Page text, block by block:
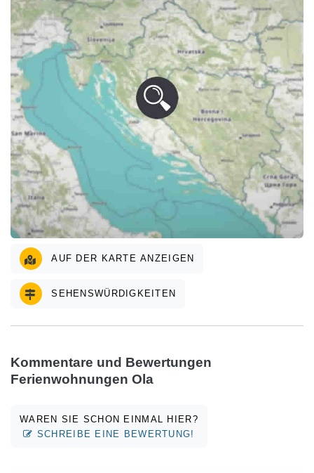
AUF DER KARTE ANZEIGEN
SEHENSWÜRDIGKEITEN
Kommentare und Bewertungen
Ferienwohnungen Ola
WAREN SIE SCHON EINMAL HIER?
SCHREIBE EINE BEWERTUNG!